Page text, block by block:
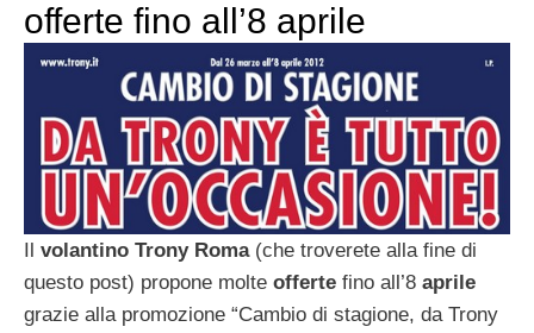
offerte fino all’8 aprile
Il volantino Trony Roma(che troverete alla fine di
questo post) propone molte offerte fino all’8 aprile
grazie alla promozione “Cambio di stagione, da Trony